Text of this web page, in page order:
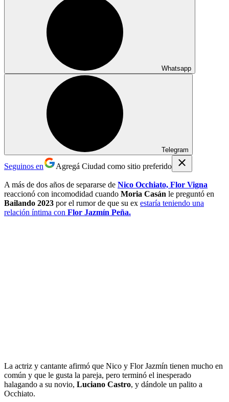
Whatsapp
Telegram
Seguinos en Agregá Ciudad como sitio preferido
A más de dos años de separarse de Nico Occhiato, Flor Vigna
reaccionó con incomodidad cuando Moria Casán le preguntó en
Bailando 2023 por el rumor de que su ex estaría teniendo una
relación íntima con Flor Jazmín Peña.
La actriz y cantante afirmó que Nico y Flor Jazmín tienen mucho en
común y que le gusta la pareja, pero terminó el inesperado
halagando a su novio, Luciano Castro, y dándole un palito a
Occhiato.